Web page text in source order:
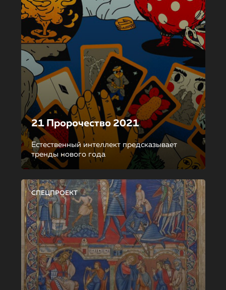
21 Пророчество 2021
Естественный интеллект предсказывает
тренды нового года
СПЕЦПРОЕКТ